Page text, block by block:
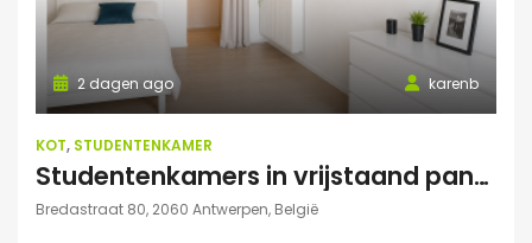
karenb
2 dagen ago
KOT, STUDENTENKAMER
Studentenkamers in vrijstaand pand ‘De Drie Snellen’.
Bredastraat 80, 2060 Antwerpen, België